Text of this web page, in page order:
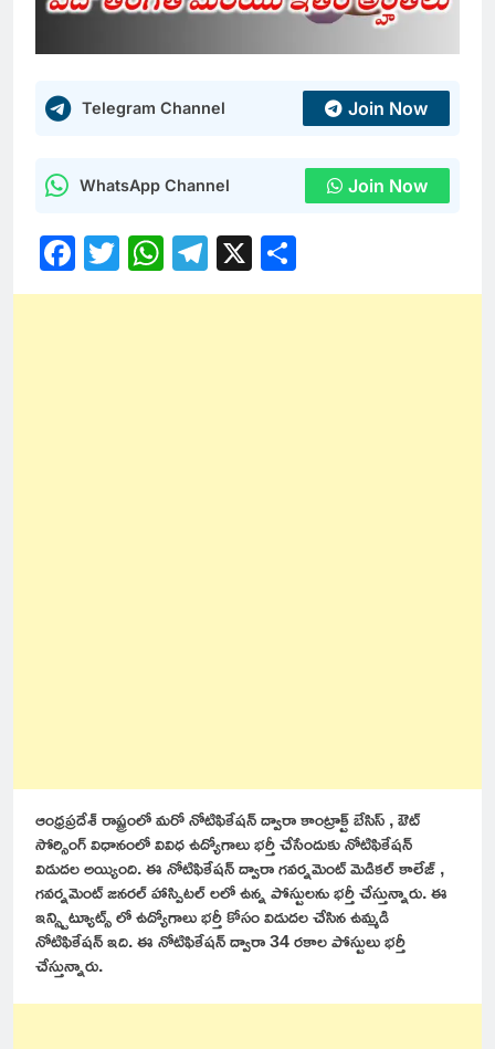
Telegram Channel Join Now
WhatsApp Channel Join Now
Facebook
Twitter
WhatsApp
Telegram
X
ఆంధ్రప్రదేశ్ రాష్ట్రంలో మరో నోటిఫికేషన్ ద్వారా కాంట్రాక్ట్ బేసిస్ , ఔట్
సోర్సింగ్ విధానంలో వివిధ ఉద్యోగాలు భర్తీ చేసేందుకు నోటిఫికేషన్
విడుదల అయ్యింది. ఈ నోటిఫికేషన్ ద్వారా గవర్నమెంట్ మెడికల్ కాలేజ్ ,
గవర్నమెంట్ జనరల్ హాస్పిటల్ లలో ఉన్న పోస్టులను భర్తీ చేస్తున్నారు. ఈ
ఇన్స్టిట్యూట్స్ లో ఉద్యోగాలు భర్తీ కోసం విడుదల చేసిన ఉమ్మడి
నోటిఫికేషన్ ఇది. ఈ నోటిఫికేషన్ ద్వారా 34 రకాల పోస్టులు భర్తీ
చేస్తున్నారు.